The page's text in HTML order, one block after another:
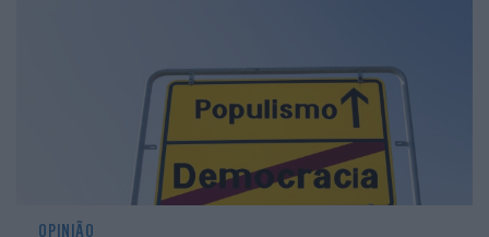
OPINIÃO